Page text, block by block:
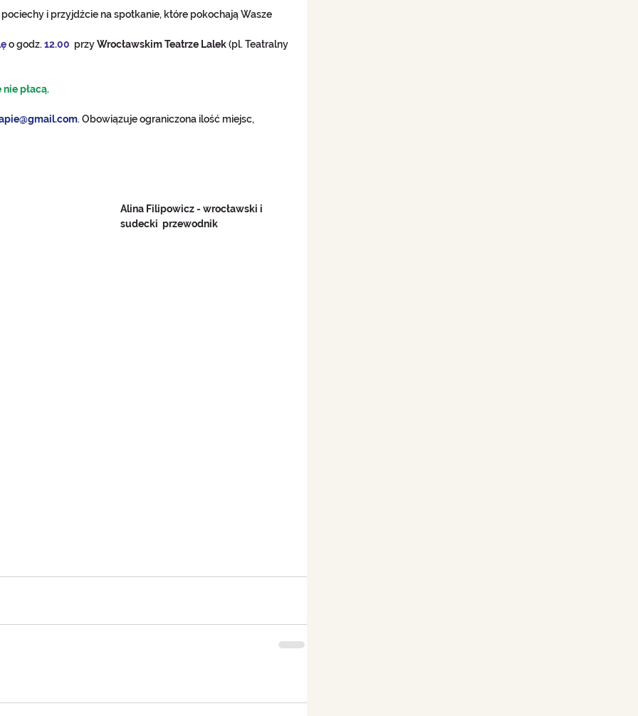
i przyjdźcie na spotkanie, które pokochają Wasze
o godz. 12.00
  przy
Wrocławskim Teatrze Lalek (pl. Teatralny
płacą.
. Obowiązuje ograniczona ilość miejsc,
Alina Filipowicz - wrocławski i
sudecki  przewodnik